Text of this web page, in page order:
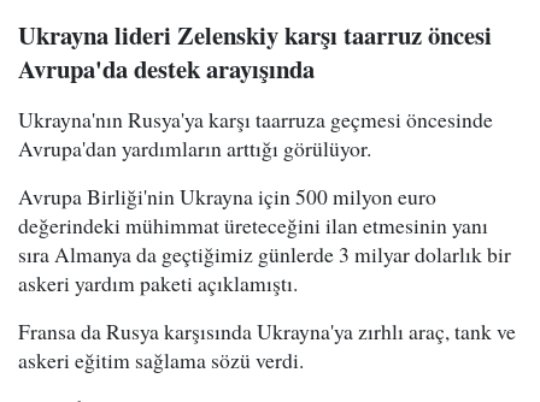
Ukrayna lideri Zelenskiy karşı taarruz öncesi
Avrupa'da destek arayışında
Ukrayna'nın Rusya'ya karşı taarruza geçmesi öncesinde
Avrupa'dan yardımların arttığı görülüyor.
Avrupa Birliği'nin Ukrayna için 500 milyon euro
değerindeki mühimmat üreteceğini ilan etmesinin yanı
sıra Almanya da geçtiğimiz günlerde 3 milyar dolarlık bir
askeri yardım paketi açıklamıştı.
Fransa da Rusya karşısında Ukrayna'ya zırhlı araç, tank ve
askeri eğitim sağlama sözü verdi.